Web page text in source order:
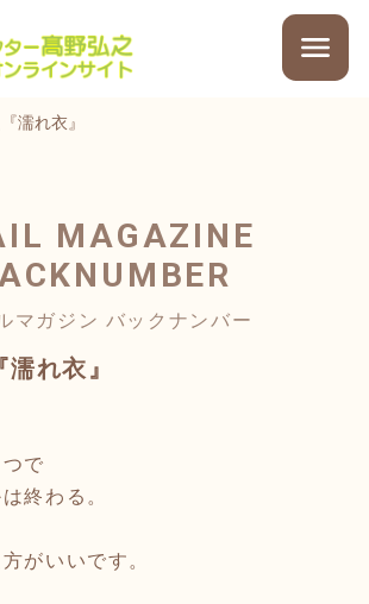
濡れ衣』
MAGAZINE
マガジン バックナンバー
れ衣』
で
終わる。
がいいです。